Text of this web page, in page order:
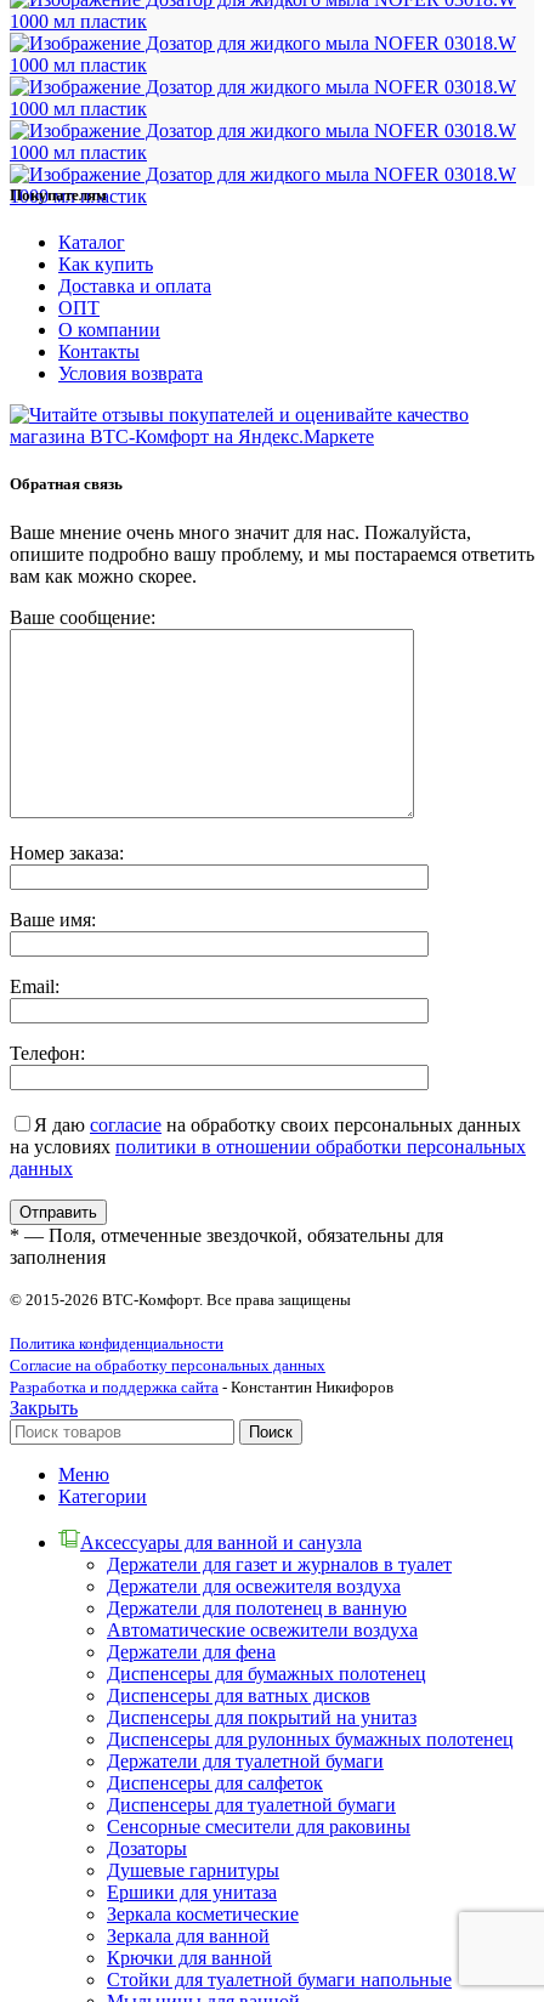
Покупателям
Каталог
Как купить
Доставка и оплата
ОПТ
О компании
Контакты
Условия возврата
Обратная связь
Ваше мнение очень много значит для нас. Пожалуйста,
опишите подробно вашу проблему, и мы постараемся ответить
вам как можно скорее.
Ваше сообщение:
Номер заказа:
Ваше имя:
Email:
Телефон:
Я даю согласие на обработку своих персональных данных
на условиях политики в отношении обработки персональных
данных
* — Поля, отмеченные звездочкой, обязательны для
заполнения
© 2015-2026 ВТС-Комфорт. Все права защищены
Политика конфиденциальности
Согласие на обработку персональных данных
Разработка и поддержка сайта - Константин Никифоров
Закрыть
Поиск
Меню
Категории
Аксессуары для ванной и санузла
Держатели для газет и журналов в туалет
Держатели для освежителя воздуха
Держатели для полотенец в ванную
Автоматические освежители воздуха
Держатели для фена
Диспенсеры для бумажных полотенец
Диспенсеры для ватных дисков
Диспенсеры для покрытий на унитаз
Диспенсеры для рулонных бумажных полотенец
Держатели для туалетной бумаги
Диспенсеры для салфеток
Диспенсеры для туалетной бумаги
Сенсорные смесители для раковины
Дозаторы
Душевые гарнитуры
Ершики для унитаза
Зеркала косметические
Зеркала для ванной
Крючки для ванной
Стойки для туалетной бумаги напольные